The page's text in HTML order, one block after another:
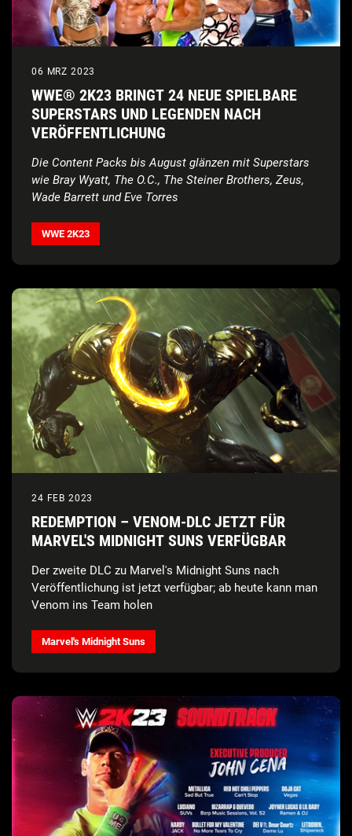
06 MRZ 2023
WWE® 2K23 BRINGT 24 NEUE SPIELBARE
SUPERSTARS UND LEGENDEN NACH
VERÖFFENTLICHUNG
Die Content Packs bis August glänzen mit Superstars
wie Bray Wyatt, The O.C., The Steiner Brothers, Zeus,
Wade Barrett und Eve Torres
WWE 2K23
24 FEB 2023
REDEMPTION – VENOM-DLC JETZT FÜR
MARVEL'S MIDNIGHT SUNS VERFÜGBAR
Der zweite DLC zu Marvel's Midnight Suns nach
Veröffentlichung ist jetzt verfügbar; ab heute kann man
Venom ins Team holen
Marvel's Midnight Suns